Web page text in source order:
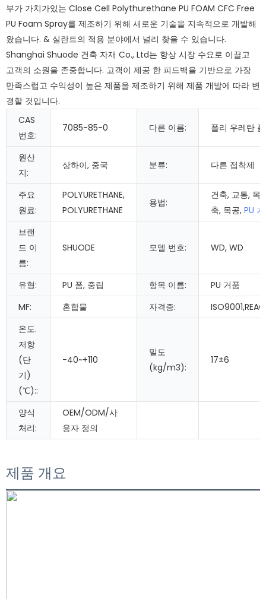
부가 가치가있는 Close Cell Polythurethane PU FOAM CFC Free
PU Foam Spray를 제조하기 위해 새로운 기술을 지속적으로 개발해
왔습니다. & 실란트의 적용 분야에서 널리 찾을 수 있습니다.
Shanghai Shuode 건축 자재 Co., Ltd는 항상 시장 수요로 이끌고
고객의 소원을 존중합니다. 고객이 제공 한 피드백을 기반으로 가장
만족스럽고 수익성이 높은 제품을 제조하기 위해 제품 개발에 따라 변
경할 것입니다.
CAS
번호:
7085-85-0 다른 이름: 폴리 우레탄 폼
원산
지:
상하이, 중국 분류: 다른 접착제
주요
원료:
POLYURETHANE,
POLYURETHANE
용법:
건축, 교통, 목
축, 목공, PU
브랜
드 이
름:
SHUODE 모델 번호: WD, WD
유형: PU 폼, 중립 항목 이름:
PU 거품
MF:
혼합물 자격증:
온도.
저항
(단
기)
(℃)::
-40~+110
밀도
(kg/m3):
17±6
양식
처리:
OEM/ODM/사
용자 정의
제품 개요